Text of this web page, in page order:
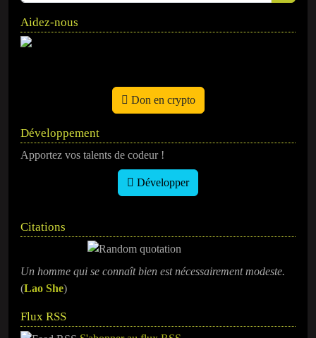
Aidez-nous
Don en crypto
Développement
Apportez vos talents de codeur !
Développer
Citations
Un homme qui se connaît bien est nécessairement modeste.
(Lao She)
Flux RSS